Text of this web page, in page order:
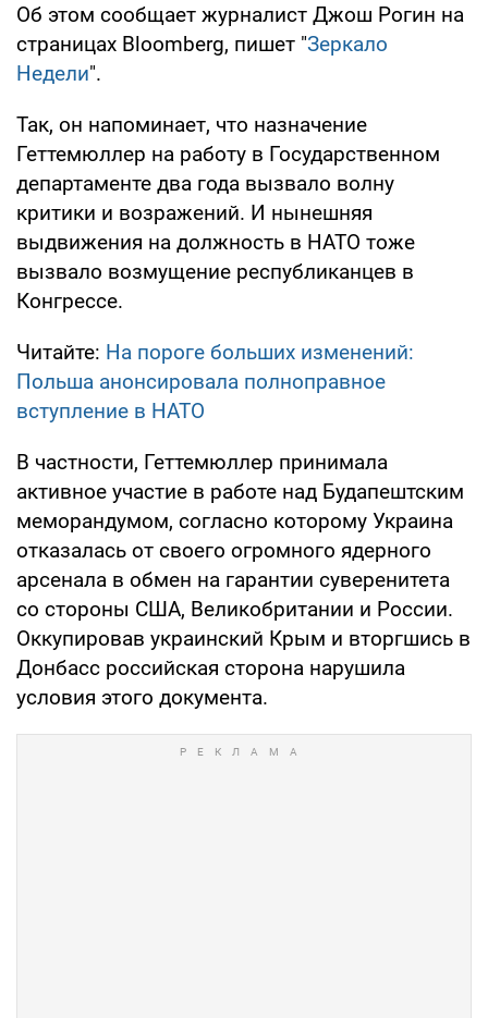
Об этом сообщает журналист Джош Рогин на
страницах Bloomberg, пишет "Зеркало
Недели".
Так, он напоминает, что назначение
Геттемюллер на работу в Государственном
департаменте два года вызвало волну
критики и возражений. И нынешняя
выдвижения на должность в НАТО тоже
вызвало возмущение республиканцев в
Конгрессе.
Читайте: На пороге больших изменений:
Польша анонсировала полноправное
вступление в НАТО
В частности, Геттемюллер принимала
активное участие в работе над Будапештским
меморандумом, согласно которому Украина
отказалась от своего огромного ядерного
арсенала в обмен на гарантии суверенитета
со стороны США, Великобритании и России.
Оккупировав украинский Крым и вторгшись в
Донбасс российская сторона нарушила
условия этого документа.